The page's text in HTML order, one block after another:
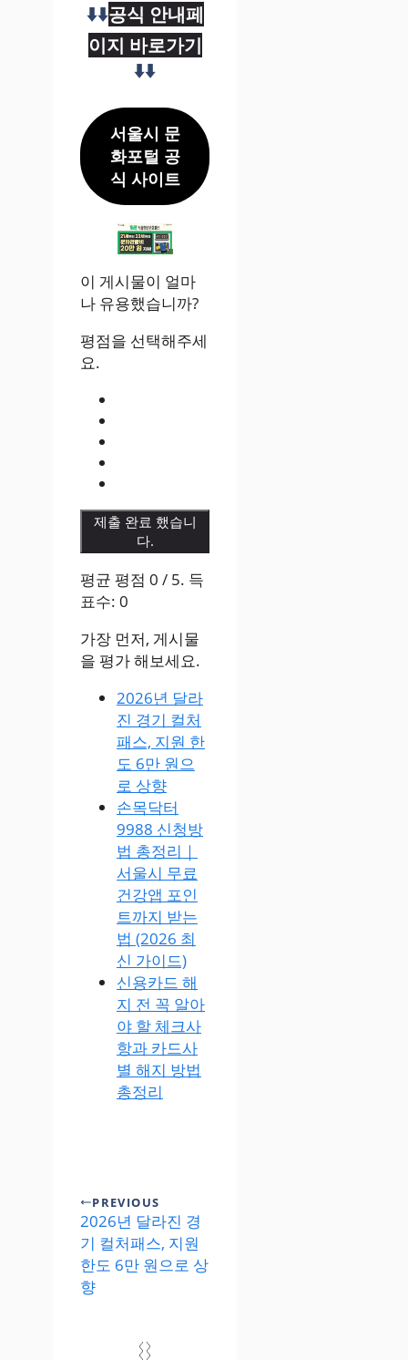
⬇️⬇️공식 안내페
이지 바로가기
⬇️⬇️
서울시 문
화포털 공
식 사이트
이 게시물이 얼마
나 유용했습니까?
평점을 선택해주세
요.
제출 완료 했습니
다.
평균 평점 0 / 5. 득
표수: 0
가장 먼저, 게시물
을 평가 해보세요.
2026년 달라
진 경기 컬처
패스, 지원 한
도 6만 원으
로 상향
손목닥터
9988 신청방
법 총정리｜
서울시 무료
건강앱 포인
트까지 받는
법 (2026 최
신 가이드)
신용카드 해
지 전 꼭 알아
야 할 체크사
항과 카드사
별 해지 방법
총정리
PREVIOUS
2026년 달라진 경
기 컬처패스, 지원
한도 6만 원으로 상
향